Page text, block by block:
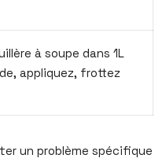
à soupe dans 1L
appliquez, frottez
un problème spécifique